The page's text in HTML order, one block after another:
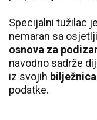
Specijalni tužilac
nemaran sa
osnova za
navodno sadrže
iz svojih bilježnica
podatke.